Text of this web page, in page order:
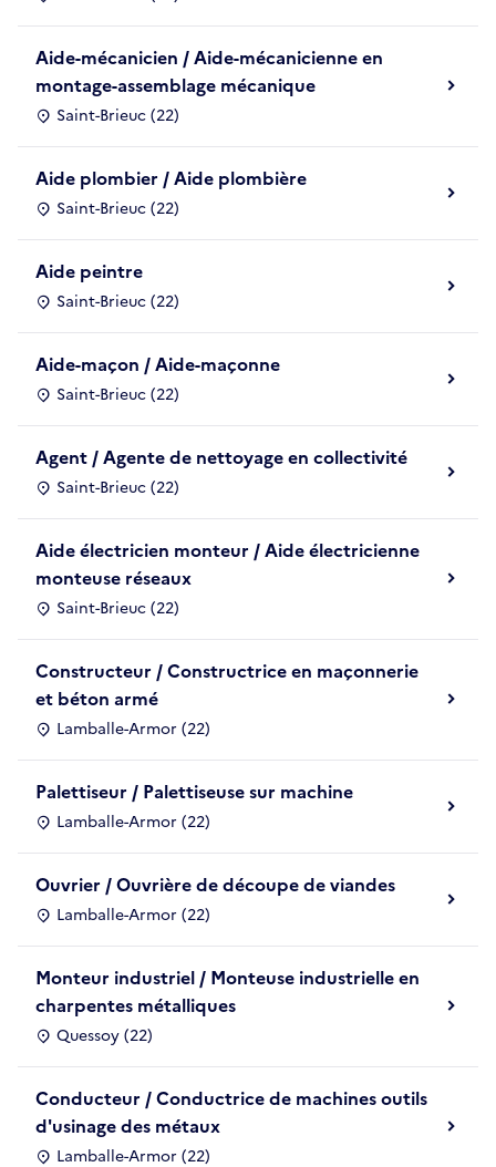
Aide-mécanicien / Aide-mécanicienne en
montage-assemblage mécanique
Saint-Brieuc (22)
Aide plombier / Aide plombière
Saint-Brieuc (22)
Aide peintre
Saint-Brieuc (22)
Aide-maçon / Aide-maçonne
Saint-Brieuc (22)
Agent / Agente de nettoyage en collectivité
Saint-Brieuc (22)
Aide électricien monteur / Aide électricienne
monteuse réseaux
Saint-Brieuc (22)
Constructeur / Constructrice en maçonnerie
et béton armé
Lamballe-Armor (22)
Palettiseur / Palettiseuse sur machine
Lamballe-Armor (22)
Ouvrier / Ouvrière de découpe de viandes
Lamballe-Armor (22)
Monteur industriel / Monteuse industrielle en
charpentes métalliques
Quessoy (22)
Conducteur / Conductrice de machines outils
d'usinage des métaux
Lamballe-Armor (22)